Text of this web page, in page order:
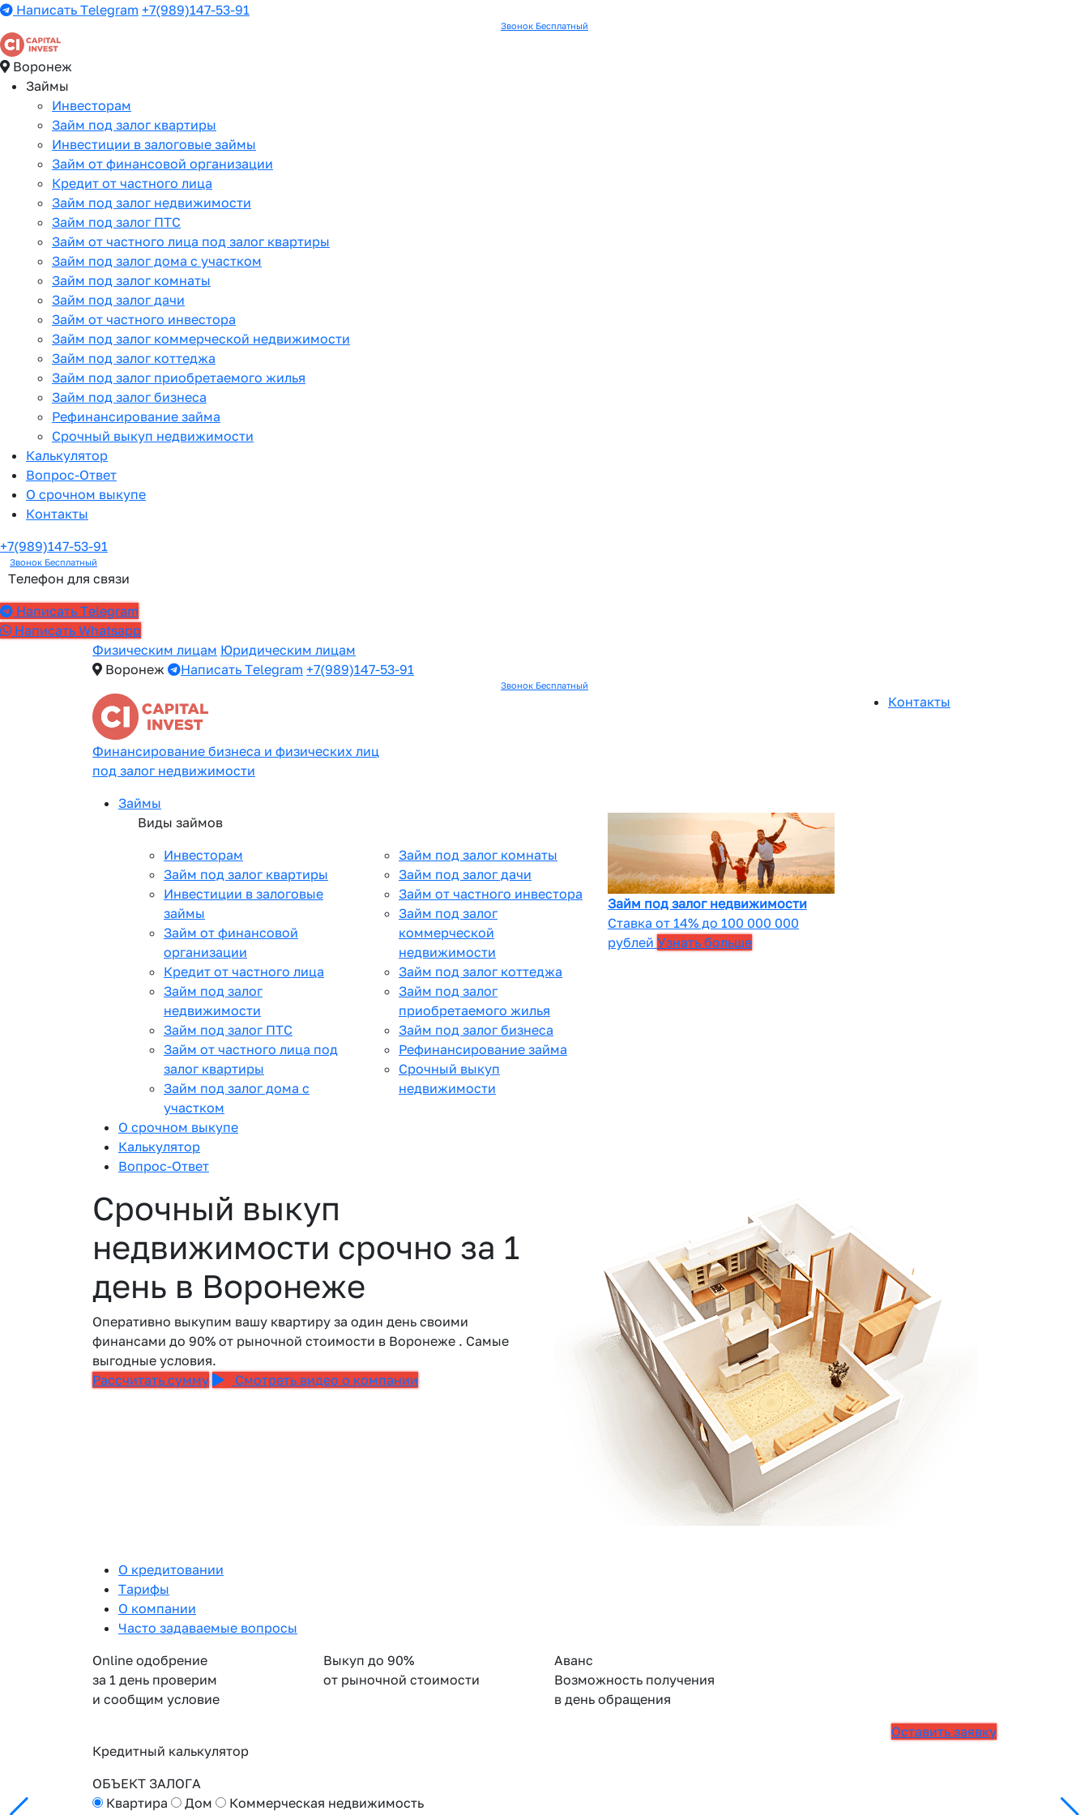
Написать Telegram +7(989)147-53-91
Звонок Бесплатный
Воронеж
Займы
Инвесторам
Займ под залог квартиры
Инвестиции в залоговые займы
Займ от финансовой организации
Кредит от частного лица
Займ под залог недвижимости
Займ под залог ПТС
Займ от частного лица под залог квартиры
Займ под залог дома с участком
Займ под залог комнаты
Займ под залог дачи
Займ от частного инвестора
Займ под залог коммерческой недвижимости
Займ под залог коттеджа
Займ под залог приобретаемого жилья
Займ под залог бизнеса
Рефинансирование займа
Срочный выкуп недвижимости
Калькулятор
Вопрос-Ответ
О срочном выкупе
Контакты
+7(989)147-53-91
Звонок Бесплатный
Телефон для связи
Написать Telegram
Написать Whatsapp
Физическим лицам Юридическим лицам
Воронеж
Написать Telegram +7(989)147-53-91
Звонок Бесплатный
Финансирование бизнеса и физических лиц
под залог недвижимости
Займы
Виды займов
Инвесторам
Займ под залог квартиры
Инвестиции в залоговые
займы
Займ от финансовой
организации
Кредит от частного лица
Займ под залог
недвижимости
Займ под залог ПТС
Займ от частного лица под
залог квартиры
Займ под залог дома с
участком
Займ под залог комнаты
Займ под залог дачи
Займ от частного инвестора
Займ под залог
коммерческой
недвижимости
Займ под залог коттеджа
Займ под залог
приобретаемого жилья
Займ под залог бизнеса
Рефинансирование займа
Срочный выкуп
недвижимости
Займ под залог недвижимости
Ставка от 14% до 100 000 000
рублей Узнать больше
О срочном выкупе
Калькулятор
Вопрос-Ответ
Контакты
Срочный выкуп
недвижимости срочно за 1
день в Воронеже
Оперативно выкупим вашу квартиру за один день своими
финансами до 90% от рыночной стоимости в Воронеже . Самые
выгодные условия.
Рассчитать сумму
Смотреть видео о компании
О кредитовании
Тарифы
О компании
Часто задаваемые вопросы
Online одобрение
за 1 день проверим
и сообщим условие
Выкуп до 90%
от рыночной стоимости
Аванс
Возможность получения
в день обращения
Оставить заявку
Кредитный калькулятор
ОБЪЕКТ ЗАЛОГА
Квартира
Дом
Коммерческая недвижимость